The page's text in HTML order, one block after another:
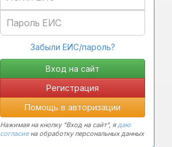
Забыли ЕИС/пароль?
Регистрация
Помощь в авторизации
Нажимая на кнопку "Вход на сайт", ядаю
согласиена обработку персональных данных